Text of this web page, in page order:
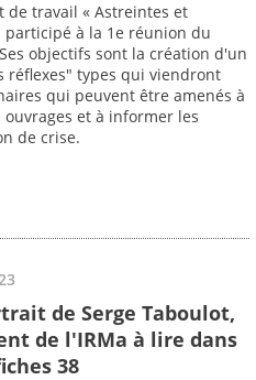
de travail « Astreintes et
participé à la 1e réunion du
objectifs sont la création d'un
réflexes" types qui viendront
qui peuvent être amenés à
et à informer les
de crise.
de Serge Taboulot,
de l'IRMa à lire dans
38